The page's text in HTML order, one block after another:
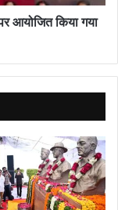
आयोजित किया गया